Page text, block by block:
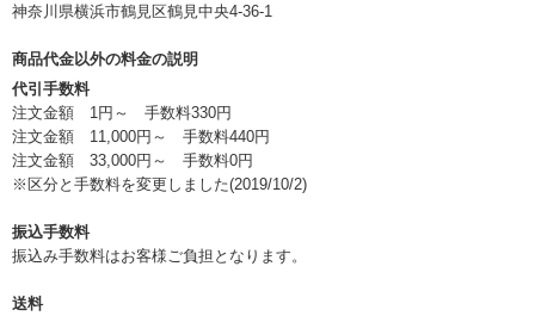
神奈川県横浜市鶴見区鶴見中央4-36-1
商品代金以外の料金の説明
代引手数料
注文金額 1円～ 手数料330円
注文金額 11,000円～ 手数料440円
注文金額 33,000円～ 手数料0円
※区分と手数料を変更しました(2019/10/2)
振込手数料
振込み手数料はお客様ご負担となります。
送料